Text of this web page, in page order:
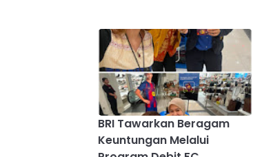
BRI Tawarkan Beragam
Keuntungan Melalui